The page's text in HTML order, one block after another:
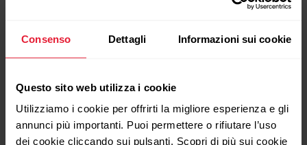
Consenso Dettagli Informazioni sui cookie
Questo sito web utilizza i cookie
Utilizziamo i cookie per offrirti la migliore esperienza e gli
annunci più importanti. Puoi permettere o rifiutare l’uso
dei cookie cliccando sui pulsanti. Scopri di più sui cookie
Il recupero è essenziale per la salute e il
miglioramento delle prestazioni.
Il sonno e l’attività del sistema nervoso